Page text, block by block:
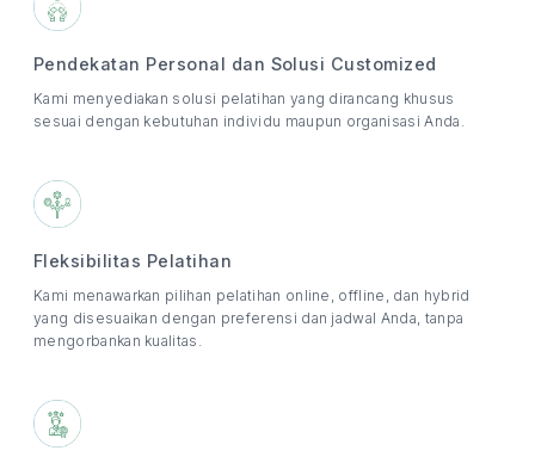
Pendekatan Personal dan Solusi Customized
Kami menyediakan solusi pelatihan yang dirancang khusus
sesuai dengan kebutuhan individu maupun organisasi Anda.
Fleksibilitas Pelatihan
Kami menawarkan pilihan pelatihan online, offline, dan hybrid
yang disesuaikan dengan preferensi dan jadwal Anda, tanpa
mengorbankan kualitas.